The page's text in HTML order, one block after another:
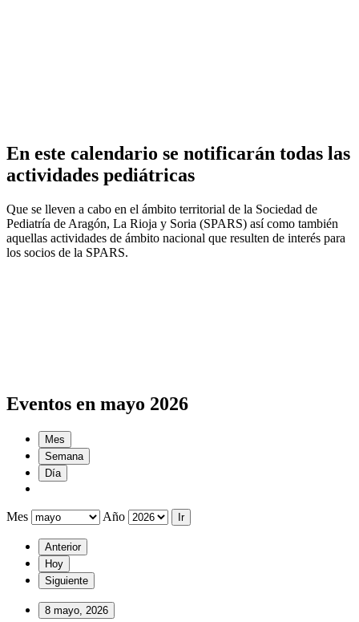
En este calendario se notificarán todas las
actividades pediátricas
Que se lleven a cabo en el ámbito territorial de la Sociedad de
Pediatría de Aragón, La Rioja y Soria (SPARS) así como también
aquellas actividades de ámbito nacional que resulten de interés para
los socios de la SPARS.
Eventos en mayo 2026
Mes
Semana
Día
Mes Año
Anterior
Hoy
Siguiente
8 mayo, 2026